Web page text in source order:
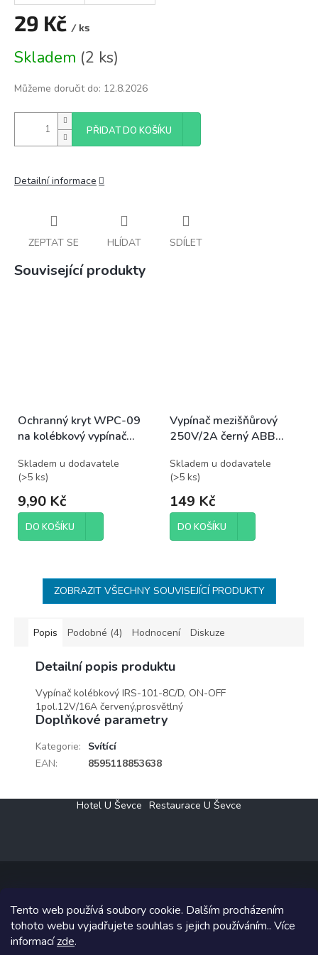
Tento web používá soubory cookie. Dalším procházením
tohoto webu vyjadřujete souhlas s jejich používáním.. Více
informacízde.
29 Kč / ks
cena:
Skladem (2 ks)
Můžeme doručit do: 12.8.2026
PŘIDAT DO KOŠÍKU
Detailní informace
ZEPTAT SE HLÍDAT SDÍLET
Související produkty
Ochranný kryt WPC-09
na kolébkový vypínač
Skladem u dodavatele
(>5 ks)
9,90 Kč
DO KOŠÍKU
Vypínač mezišňůrový
250V/2A černý ABB
Skladem u dodavatele
(>5 ks)
149 Kč
DO KOŠÍKU
ZOBRAZIT VŠECHNY SOUVISEJÍCÍ PRODUKTY
Popis Podobné (4) Hodnocení Diskuze
Detailní popis produktu
Vypínač kolébkový IRS-101-8C/D, ON-OFF
1pol.12V/16A červený,prosvětlný
Doplňkové parametry
Kategorie:
Svítící
EAN: 8595118853638
Hotel U Ševce Restaurace U Ševce
Copyright 2026Elektro Klesný s.r.o.. Všechna práva vyhrazena.
Grafický návrh vytvořil a na Shoptet implementoval